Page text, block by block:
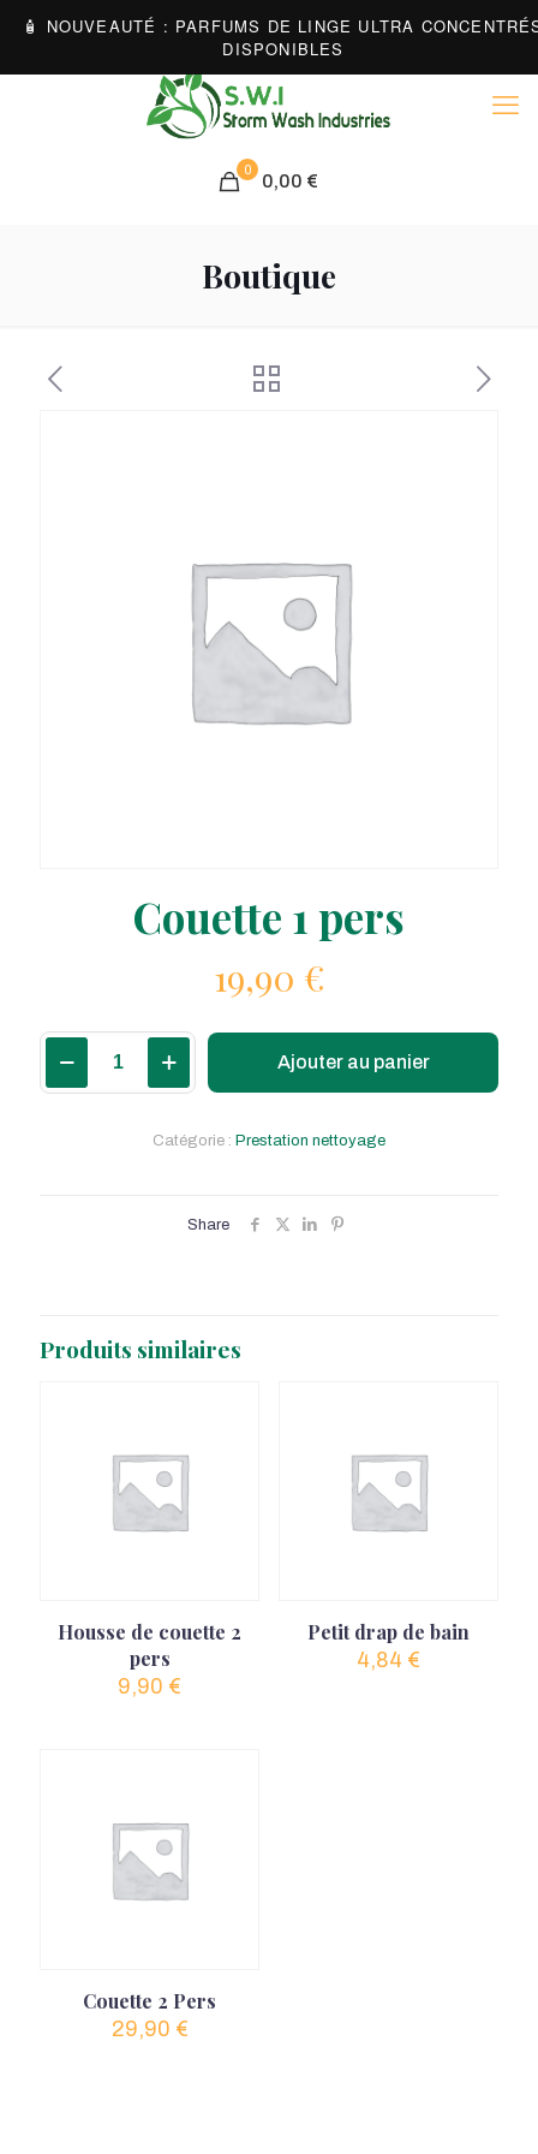
0
0,00 €
Boutique
Couette 1 pers
19,90 €
quantité
Couette
Ajouter au panier
Catégorie : Prestation nettoyage
Share
Produits similaires
Housse de couette 2
pers
9,90 €
Petit drap de bain
4,84 €
Couette 2 Pers
29,90 €